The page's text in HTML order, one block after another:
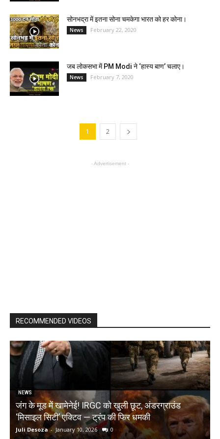
सोनभद्रा में इतना सोना चमकेगा भारत को हर कोना।
News February 22, 2020
जब लोकसभा में PM Modi ने ‘हास्य बाण’ चलाए।
News February 7, 2020
1 2
- Advertisement -
RECOMMENDED VIDEOS
NEWS
जंग के मूड में खामेनेई! IRGC को खुली छूट, अंडरग्राउंड
‘मिसाइल सिटी’ एक्टिव — ट्रंप की फिर धमकी
Juli Desoza - January 10, 2026 0